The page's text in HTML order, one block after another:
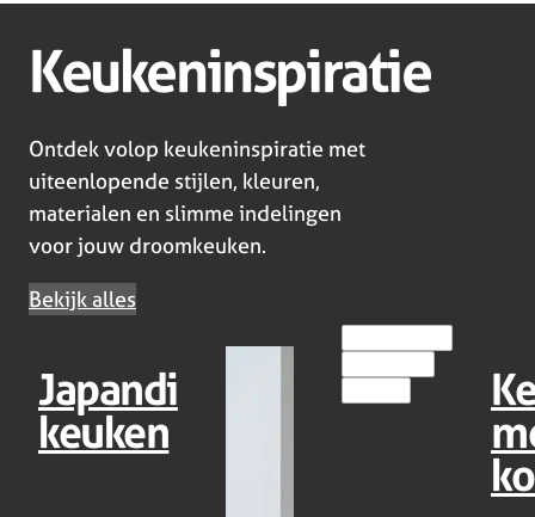
Keukeninspiratie
Ontdek volop keukeninspiratie met
uiteenlopende stijlen, kleuren,
materialen en slimme indelingen
voor jouw droomkeuken.
Bekijk alles
Japandi
keuken